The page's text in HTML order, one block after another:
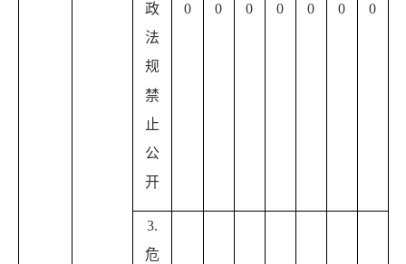
政
法
规
禁
止
公
开
0 0 0 0 0 0 0
3.
危